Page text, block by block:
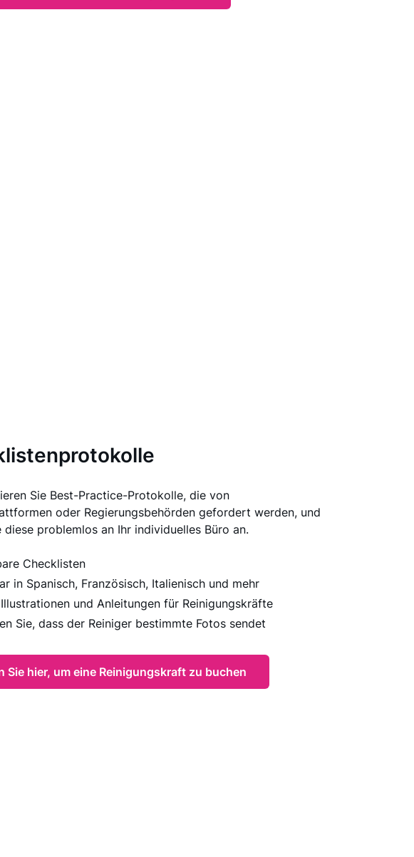
Sie Best-Practice-Protokolle, die von
oder Regierungsbehörden gefordert werden, und
diese problemlos an Ihr individuelles Büro an.
Checklisten
in Spanisch, Französisch, Italienisch und mehr
und Anleitungen für Reinigungskräfte
Sie, dass der Reiniger bestimmte Fotos sendet
Sie hier, um eine Reinigungskraft zu buchen